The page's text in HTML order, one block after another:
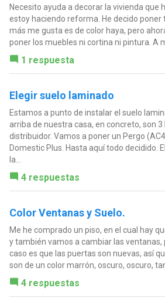
Necesito ayuda a decorar la vivienda que
estoy haciendo reforma. He decido
más me gusta es de color haya, pero
poner los muebles ni cortina ni pintura. A
1 respuesta
Elegir suelo laminado
Estamos a punto de instalar el suelo
arriba de nuestra casa, en concreto, son 3
distribuidor. Vamos a poner un Pergo
Domestic Plus. Hasta aquí todo decidido.
la...
4 respuestas
Color Ventanas y Suelo.
Me he comprado un piso, en el cual hay
y también vamos a cambiar las ventanas,
caso es que las puertas son nuevas, así
son de un color marrón, oscuro, oscuro,
4 respuestas